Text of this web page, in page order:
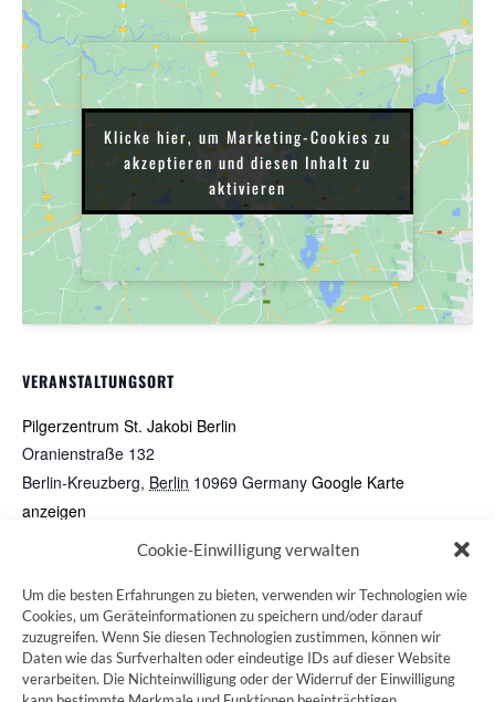
Cookie-Einwilligung verwalten
Um die besten Erfahrungen zu bieten, verwenden wir Technologien wie
Cookies, um Geräteinformationen zu speichern und/oder darauf
zuzugreifen. Wenn Sie diesen Technologien zustimmen, können wir
Daten wie das Surfverhalten oder eindeutige IDs auf dieser Website
verarbeiten. Die Nichteinwilligung oder der Widerruf der Einwilligung
VERANSTALTUNGSORT
Pilgerzentrum St. Jakobi Berlin
Oranienstraße 132
Berlin-Kreuzberg, Berlin 10969 Germany Google Karte
anzeigen
Klicke hier, um Marketing-Cookies zu
akzeptieren und diesen Inhalt zu
aktivieren
Klicke hier, um Marketing-Cookies zu
akzeptieren und diesen Inhalt zu
aktivieren
Schweigend um die Alster (SAL) Pilgerwanderung